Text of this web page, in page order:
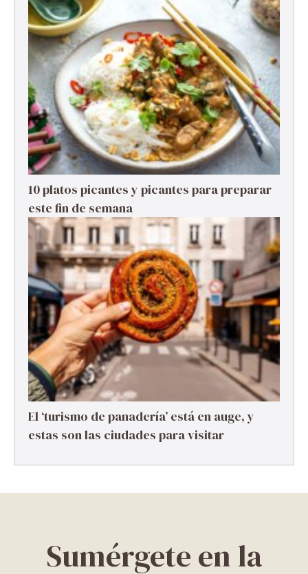
10 platos picantes y picantes para preparar
este fin de semana
El ‘turismo de panadería’ está en auge, y
estas son las ciudades para visitar
Sumérgete en la